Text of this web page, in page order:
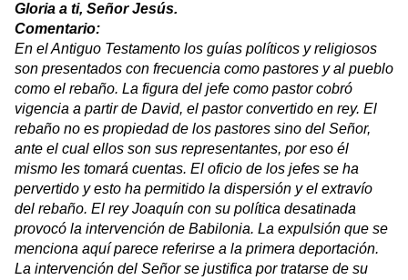
Gloria a ti, Señor Jesús.
Comentario:
En el Antiguo Testamento los guías políticos y religiosos
son presentados con frecuencia como pastores y al pueblo
como el rebaño. La figura del jefe como pastor cobró
vigencia a partir de David, el pastor convertido en rey. El
rebaño no es propiedad de los pastores sino del Señor,
ante el cual ellos son sus representantes, por eso él
mismo les tomará cuentas. El oficio de los jefes se ha
pervertido y esto ha permitido la dispersión y el extravío
del rebaño. El rey Joaquín con su política desatinada
provocó la intervención de Babilonia. La expulsión que se
menciona aquí parece referirse a la primera deportación.
La intervención del Señor se justifica por tratarse de su